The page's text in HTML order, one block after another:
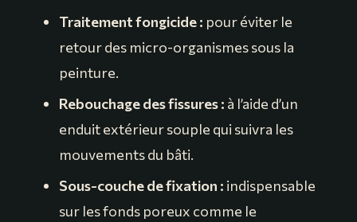
Traitement fongicide : pour éviter le
retour des micro-organismes sous la
peinture.
Rebouchage des fissures : à l’aide d’un
enduit extérieur souple qui suivra les
mouvements du bâti.
Sous-couche de fixation : indispensable
sur les fonds poreux comme le